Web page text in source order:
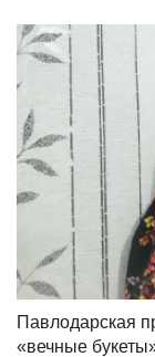
Павлодарская
«вечные